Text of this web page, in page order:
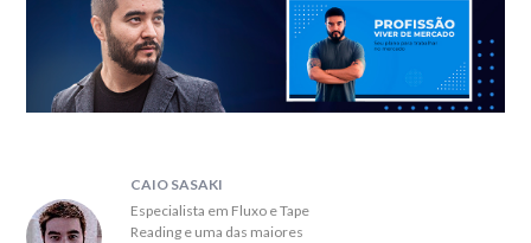
CAIO SASAKI
Especialista em Fluxo e Tape
Reading e uma das maiores